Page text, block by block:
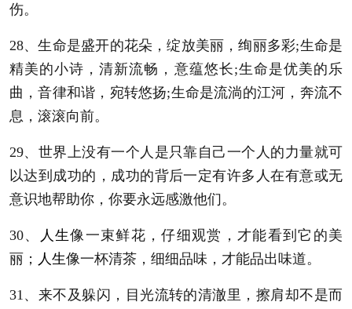
伤。
28、生命是盛开的花朵，绽放美丽，绚丽多彩;生命是
精美的小诗，清新流畅，意蕴悠长;生命是优美的乐
曲，音律和谐，宛转悠扬;生命是流淌的江河，奔流不
息，滚滚向前。
29、世界上没有一个人是只靠自己一个人的力量就可
以达到成功的，成功的背后一定有许多人在有意或无
意识地帮助你，你要永远感激他们。
30、 人生像一束鲜花，仔细观赏，才能看到它的美
丽； 人生像一杯清茶，细细品味，才能品出味道。
31、来不及躲闪，目光流转的清澈里，擦肩却不是而